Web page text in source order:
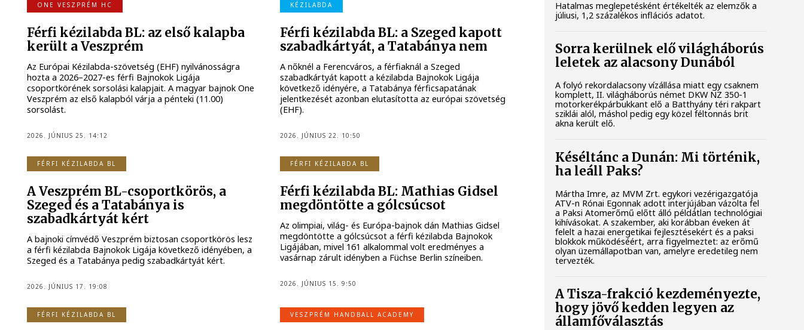
ONE VESZPRÉM HC
Férfi kézilabda BL: az első kalapba
került a Veszprém
Az Európai Kézilabda-szövetség (EHF) nyilvánosságra
hozta a 2026–2027-es férfi Bajnokok Ligája
csoportkörének sorsolási kalapjait. A magyar bajnok One
Veszprém az első kalapból várja a pénteki (11.00)
sorsolást.
2026. JÚNIUS 25. 14:12
KÉZILABDA
Férfi kézilabda BL: a Szeged kapott
szabadkártyát, a Tatabánya nem
A nőknél a Ferencváros, a férfiaknál a Szeged
szabadkártyát kapott a kézilabda Bajnokok Ligája
következő idényére, a Tatabánya férficsapatának
jelentkezését azonban elutasította az európai szövetség
(EHF).
2026. JÚNIUS 22. 10:50
FÉRFI KÉZILABDA BL
A Veszprém BL-csoportkörös, a
Szeged és a Tatabánya is
szabadkártyát kért
A bajnoki címvédő Veszprém biztosan csoportkörös lesz
a férfi kézilabda Bajnokok Ligája következő idényében, a
Szeged és a Tatabánya pedig szabadkártyát kért.
2026. JÚNIUS 17. 19:08
FÉRFI KÉZILABDA BL
Férfi kézilabda BL: Mathias Gidsel
megdöntötte a gólcsúcsot
Az olimpiai, világ- és Európa-bajnok dán Mathias Gidsel
megdöntötte a gólcsúcsot a férfi kézilabda Bajnokok
Ligájában, mivel 161 alkalommal volt eredményes a
vasárnap zárult idényben a Füchse Berlin színeiben.
2026. JÚNIUS 15. 9:50
FÉRFI KÉZILABDA BL VESZPRÉM HANDBALL ACADEMY
Hatalmas meglepetésként értékelték az elemzők a
júliusi, 1,2 százalékos inflációs adatot.
Sorra kerülnek elő világháborús
leletek az alacsony Dunából
A folyó rekordalacsony vízállása miatt egy csaknem
komplett, II. világháborús német DKW NZ 350-1
motorkerékpárbukkant elő a Batthyány téri rakpart
sziklái alól, máshol pedig egy közel féltonnás brit
akna került elő.
Késéltánc a Dunán: Mi történik,
ha leáll Paks?
Mártha Imre, az MVM Zrt. egykori vezérigazgatója
ATV-n Rónai Egonnak adott interjújában vázolta fel
a Paksi Atomerőmű előtt álló példátlan technológiai
kihívásokat. A szakember, aki korábban éveken át
felelt a hazai energetikai fejlesztésekért és a paksi
blokkok működéséért, arra figyelmeztet: az erőmű
olyan üzemállapotban van, amelyre eredetileg nem
tervezték.
A Tisza-frakció kezdeményezte,
hogy jövő kedden legyen az
államfőválasztás